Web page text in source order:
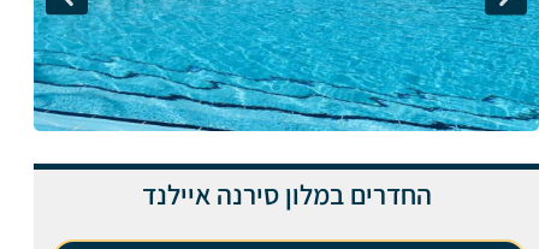
החדרים במלון סירנה איילנד